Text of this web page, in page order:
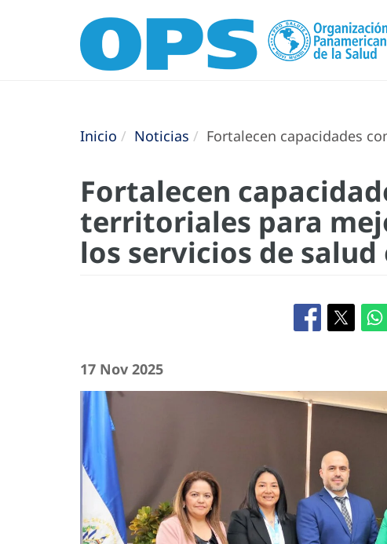
Inicio Noticias Fortalecen capacidades
Fortalecen
territoriales para
los servicios de salud
17 Nov 2025